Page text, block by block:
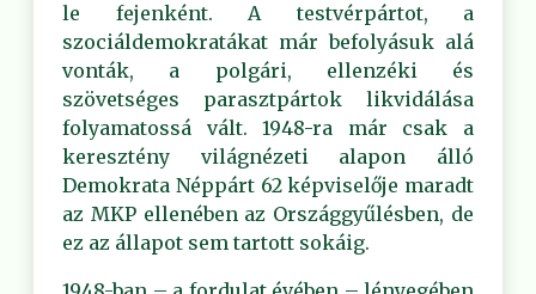
le fejenként. A testvérpártot, a
szociáldemokratákat már befolyásuk alá
vonták, a polgári, ellenzéki és
szövetséges parasztpártok likvidálása
folyamatossá vált. 1948-ra már csak a
keresztény világnézeti alapon álló
Demokrata Néppárt 62 képviselője maradt
az MKP ellenében az Országgyűlésben, de
ez az állapot sem tartott sokáig.